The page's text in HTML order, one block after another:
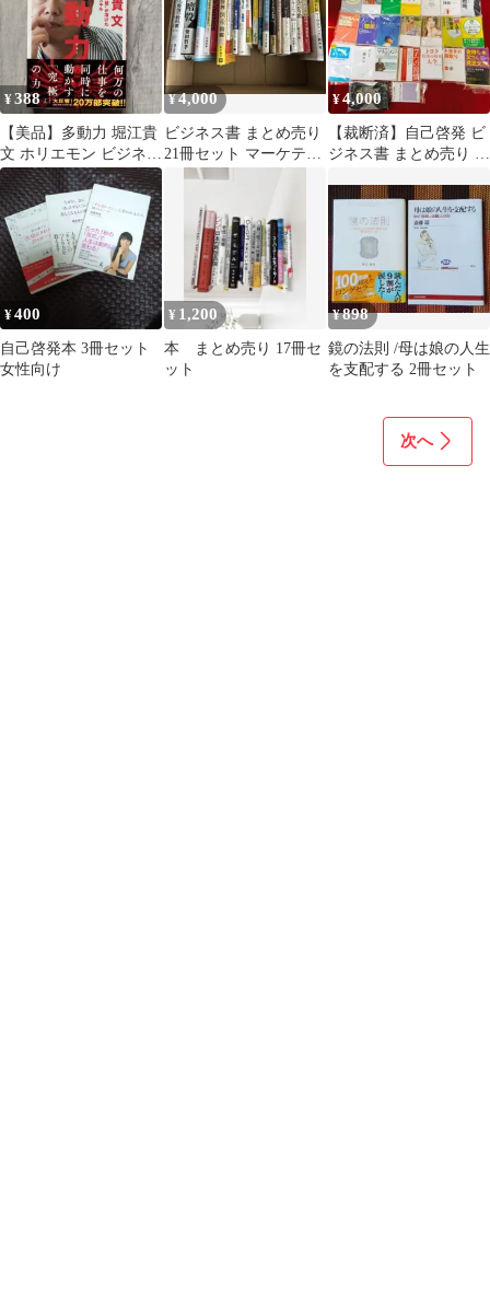
¥388
【美品】多動力 堀江貴
文 ホリエモン ビジネス
書 自己啓発 単行本
¥4,000
ビジネス書 まとめ売り
21冊セット マーケティ
ング 自己啓発
¥4,000
【裁断済】自己啓発 ビ
ジネス書 まとめ売り 30
¥400
自己啓発本 3冊セット
女性向け
¥ 1,200
本 まとめ売り 17冊セ
ット
¥898
鏡の法則 /母は娘の人生
を支配する 2冊セット
次へ